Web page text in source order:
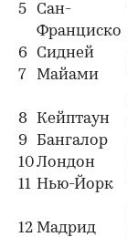
5
Сан-
Франциско
6 Сидней
7 Майами
8 Кейптаун
9 Бангалор
10Лондон
11 Нью-Йорк
12 Мадрид